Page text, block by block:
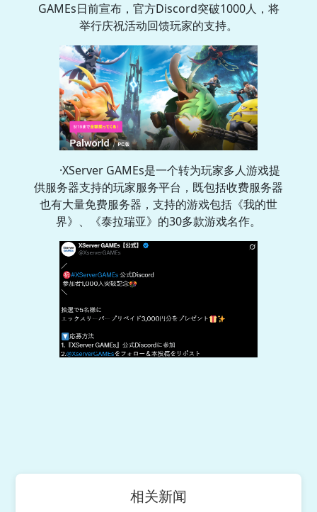
GAMEs日前宣布，官方Discord突破1000人，将
举行庆祝活动回馈玩家的支持。
·XServer GAMEs是一个转为玩家多人游戏提
供服务器支持的玩家服务平台，既包括收费服务器
也有大量免费服务器，支持的游戏包括《我的世
界》、《泰拉瑞亚》的30多款游戏名作。
相关新闻